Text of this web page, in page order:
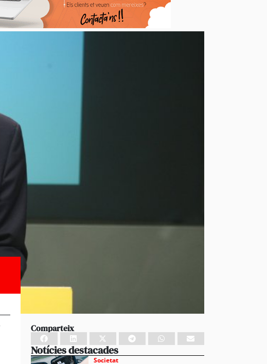
Comparteix
Notícies destacades
Societat